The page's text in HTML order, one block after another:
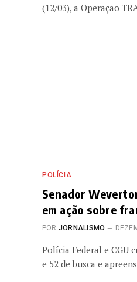
(12/03), a Operação
POLÍCIA
Senador
em ação sobre
POR JORNALISMO
Polícia Federal e CGU
e 52 de busca e